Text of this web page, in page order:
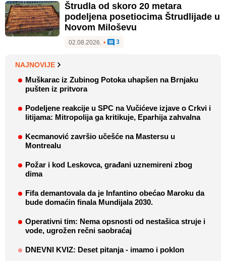
Štrudla od skoro 20 metara
podeljena posetiocima Štrudlijade u
Novom Miloševu
02.08.2026. • 3
NAJNOVIJE
Muškarac iz Zubinog Potoka uhapšen na Brnjaku
pušten iz pritvora
Podeljene reakcije u SPC na Vučićeve izjave o Crkvi i
litijama: Mitropolija ga kritikuje, Eparhija zahvalna
Kecmanović završio učešće na Mastersu u
Montrealu
Požar i kod Leskovca, građani uznemireni zbog
dima
Fifa demantovala da je Infantino obećao Maroku da
bude domaćin finala Mundijala 2030.
Operativni tim: Nema opsnosti od nestašica struje i
vode, ugrožen rečni saobraćaj
DNEVNI KVIZ: Deset pitanja - imamo i poklon